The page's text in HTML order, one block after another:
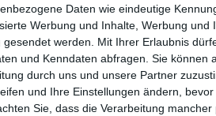
Daten wie eindeutige
Werbung und Inhalte, Werbung
werden.
Mit Ihrer Erlaubnis
und Kenndaten abfragen. Sie können
durch uns und unsere Partner
und Ihre Einstellungen ändern,
Sie, dass die Verarbeitung
Leider war diese
Alben nicht
auf „Season III –
musikalisch
jedoch in Sachen